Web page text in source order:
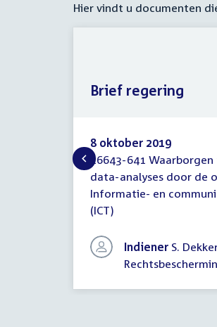
Hier vindt u documenten
Brief
regering
8 oktober 2019
26643-641
data-analyses door de
Informatie- en
(ICT)
Indiener S.
Brief regering